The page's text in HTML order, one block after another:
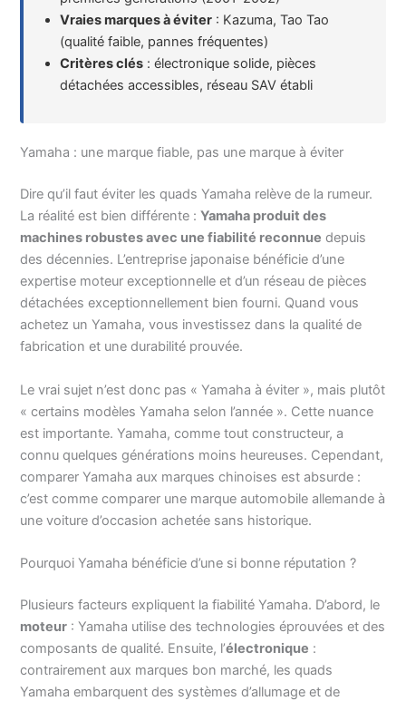
Vraies marques à éviter : Kazuma, Tao Tao
(qualité faible, pannes fréquentes)
Critères clés : électronique solide, pièces
détachées accessibles, réseau SAV établi
Yamaha : une marque fiable, pas une marque à éviter
Dire qu’il faut éviter les quads Yamaha relève de la rumeur.
La réalité est bien différente :Yamaha produit des
machines robustes avec une fiabilité reconnue depuis
des décennies. L’entreprise japonaise bénéficie d’une
expertise moteur exceptionnelle et d’un réseau de pièces
détachées exceptionnellement bien fourni. Quand vous
achetez un Yamaha, vous investissez dans la qualité de
fabrication et une durabilité prouvée.
Le vrai sujet n’est donc pas « Yamaha à éviter », mais plutôt
« certains modèles Yamaha selon l’année ». Cette nuance
est importante. Yamaha, comme tout constructeur, a
connu quelques générations moins heureuses. Cependant,
comparer Yamaha aux marques chinoises est absurde :
c’est comme comparer une marque automobile allemande à
une voiture d’occasion achetée sans historique.
Pourquoi Yamaha bénéficie d’une si bonne réputation ?
Plusieurs facteurs expliquent la fiabilité Yamaha. D’abord, le
moteur : Yamaha utilise des technologies éprouvées et des
composants de qualité. Ensuite, l’électronique :
contrairement aux marques bon marché, les quads
Yamaha embarquent des systèmes d’allumage et de